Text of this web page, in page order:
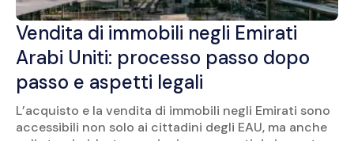
Vendita di immobili negli Emirati
Arabi Uniti: processo passo dopo
passo e aspetti legali
L’acquisto e la vendita di immobili negli Emirati sono
accessibili non solo ai cittadini degli EAU, ma anche